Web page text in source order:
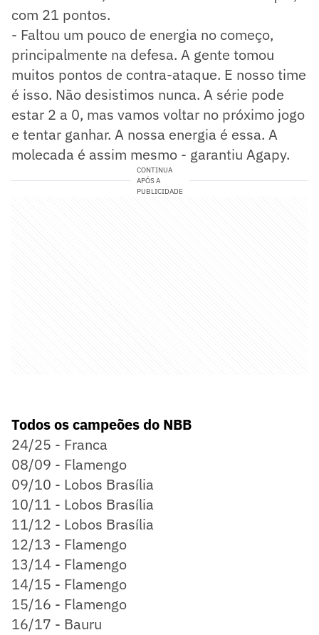
com 21 pontos.
- Faltou um pouco de energia no começo,
principalmente na defesa. A gente tomou
muitos pontos de contra-ataque. E nosso time
é isso. Não desistimos nunca. A série pode
estar 2 a 0, mas vamos voltar no próximo jogo
e tentar ganhar. A nossa energia é essa. A
molecada é assim mesmo - garantiu Agapy.
CONTINUA
APÓS A
PUBLICIDADE
Todos os campeões do NBB
24/25 - Franca
08/09 - Flamengo
09/10 - Lobos Brasília
10/11 - Lobos Brasília
11/12 - Lobos Brasília
12/13 - Flamengo
13/14 - Flamengo
14/15 - Flamengo
15/16 - Flamengo
16/17 - Bauru